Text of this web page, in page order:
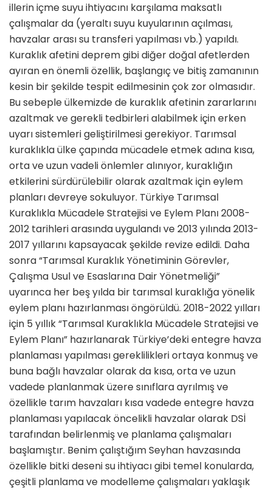
illerin içme suyu ihtiyacını karşılama maksatlı
çalışmalar da (yeraltı suyu kuyularının açılması,
havzalar arası su transferi yapılması vb.) yapıldı.
Kuraklık afetini deprem gibi diğer doğal afetlerden
ayıran en önemli özellik, başlangıç ve bitiş zamanının
kesin bir şekilde tespit edilmesinin çok zor olmasıdır.
Bu sebeple ülkemizde de kuraklık afetinin zararlarını
azaltmak ve gerekli tedbirleri alabilmek için erken
uyarı sistemleri geliştirilmesi gerekiyor. Tarımsal
kuraklıkla ülke çapında mücadele etmek adına kısa,
orta ve uzun vadeli önlemler alınıyor, kuraklığın
etkilerini sürdürülebilir olarak azaltmak için eylem
planları devreye sokuluyor. Türkiye Tarımsal
Kuraklıkla Mücadele Stratejisi ve Eylem Planı 2008-
2012 tarihleri arasında uygulandı ve 2013 yılında 2013-
2017 yıllarını kapsayacak şekilde revize edildi. Daha
sonra “Tarımsal Kuraklık Yönetiminin Görevler,
Çalışma Usul ve Esaslarına Dair Yönetmeliği”
uyarınca her beş yılda bir tarımsal kuraklığa yönelik
eylem planı hazırlanması öngörüldü. 2018-2022 yılları
için 5 yıllık “Tarımsal Kuraklıkla Mücadele Stratejisi ve
Eylem Planı” hazırlanarak Türkiye’deki entegre havza
planlaması yapılması gereklilikleri ortaya konmuş ve
buna bağlı havzalar olarak da kısa, orta ve uzun
vadede planlanmak üzere sınıflara ayrılmış ve
özellikle tarım havzaları kısa vadede entegre havza
planlaması yapılacak öncelikli havzalar olarak DSİ
tarafından belirlenmiş ve planlama çalışmaları
başlamıştır. Benim çalıştığım Seyhan havzasında
özellikle bitki deseni su ihtiyacı gibi temel konularda,
çeşitli planlama ve modelleme çalışmaları yaklaşık